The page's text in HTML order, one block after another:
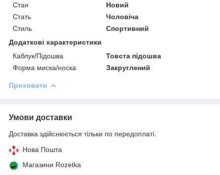
Стан
Новий
Стать
Чоловіча
Стиль
Спортивний
Додаткові характеристики
Каблук/Підошва
Товста підошва
Форма миска/носка
Закруглений
Приховати
Умови доставки
Доставка здійснюється тільки по передоплаті.
Нова Пошта
Магазини Rozetka